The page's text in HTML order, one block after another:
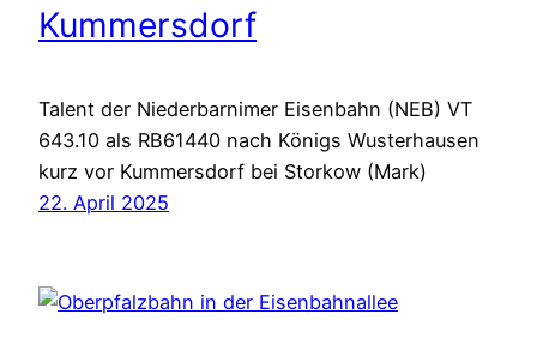
Kummersdorf
Talent der Niederbarnimer Eisenbahn (NEB) VT
643.10 als RB61440 nach Königs Wusterhausen
kurz vor Kummersdorf bei Storkow (Mark)
22. April 2025